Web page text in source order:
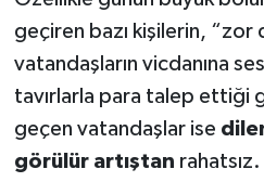
geçiren bazı kişilerin, “zor
vatandaşların vicdanına
tavırlarla para talep ettiği
geçen vatandaşlar ise
görülür artıştan rahatsız.
Vefat Haberleri
Yaşam